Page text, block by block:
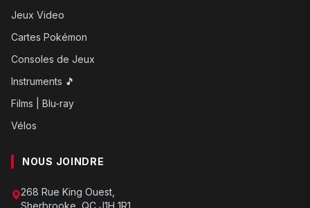
Jeux Video
Cartes Pokémon
Consoles de Jeux
Instruments 🎵
Films | Blu-ray
Vélos
NOUS JOINDRE
268 Rue King Ouest,
Sherbrooke, QC J1H 1R1